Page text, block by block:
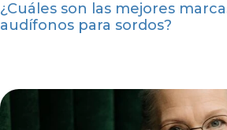
¿Cuáles son las mejores
audífonos para sordos?